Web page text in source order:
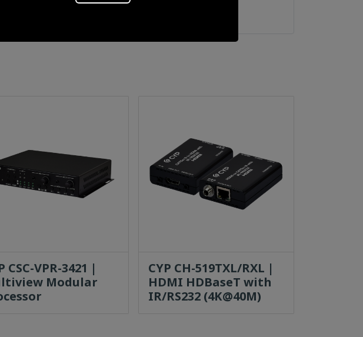
CSC-VPR-3421 |
Modular
CYP CH-519TXL/RXL |
HDMI HDBaseT with
IR/RS232 (4K@40M)